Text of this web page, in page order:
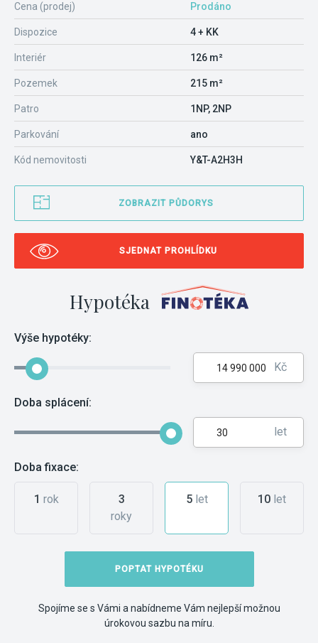
Cena (prodej) Prodáno
Dispozice 4 + KK
Interiér 126 m²
Pozemek 215 m²
Patro 1NP, 2NP
Parkování ano
Kód nemovitosti Y&T-A2H3H
ZOBRAZIT PŮDORYS
SJEDNAT PROHLÍDKU
Hypotéka
Výše hypotéky:
Kč
Doba splácení:
let
Doba fixace:
1 rok
3
roky
5let 10 let
POPTAT HYPOTÉKU
Spojíme se s Vámi a nabídneme Vám nejlepší možnou
úrokovou sazbu na míru.